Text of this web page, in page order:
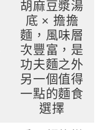
胡麻豆漿湯
底 × 擔擔
麵，風味層
次豐富，是
功夫麵之外
另一個值得
一點的麵食
選擇